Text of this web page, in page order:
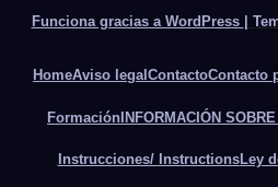
Funciona gracias a WordPress
HomeAviso legal ContactoContacto
FormaciónINFORMACIÓN
Instrucciones/ InstructionsLey